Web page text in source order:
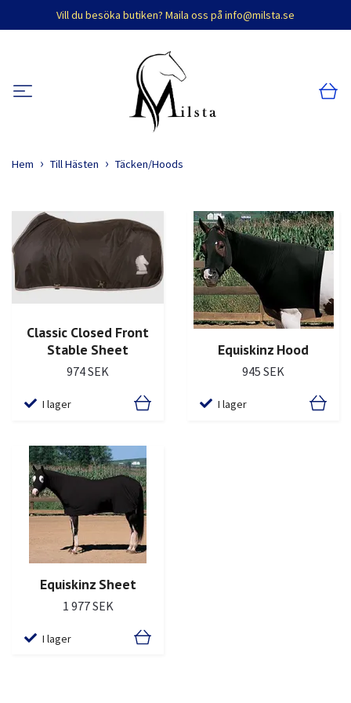
Vill du besöka butiken? Maila oss på info@milsta.se
Hem Till Hästen Täcken/Hoods
Classic Closed Front
Stable Sheet
974 SEK
I lager
Equiskinz Hood
945 SEK
I lager
Equiskinz Sheet
1 977 SEK
I lager